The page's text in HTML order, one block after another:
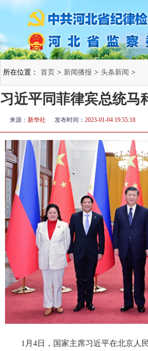
所在位置： 首页 > 新闻播报 > 头条新闻 >
习近平同菲律宾总统马
来源： 新华社 发布时间： 2023-01-04 19:55:18
1月4日，国家主席习近平在北京人